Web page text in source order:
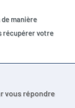
inclus
AC
courant
manière
récupérer votre
vous répondre